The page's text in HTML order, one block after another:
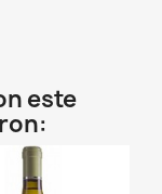
este